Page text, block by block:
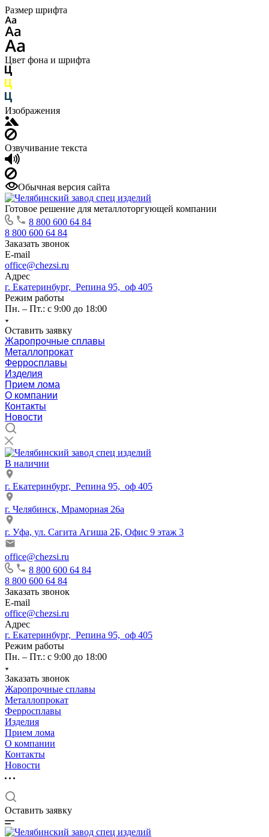
Размер шрифта
Цвет фона и шрифта
Изображения
Озвучивание текста
Обычная версия сайта
Готовое решение для металлоторгующей компании
8 800 600 64 84
8 800 600 64 84
Заказать звонок
E-mail
office@chezsi.ru
Адрес
г. Екатеринбург, Репина 95, оф 405
Режим работы
Пн. – Пт.: с 9:00 до 18:00
Оставить заявку
Жаропрочные сплавы
Металлопрокат
Ферросплавы
Изделия
Прием лома
О компании
Контакты
Новости
В наличии
г. Екатеринбург, Репина 95, оф 405
г. Челябинск, Мраморная 26а
г. Уфа, ул. Сагита Агиша 2Б, Офис 9 этаж 3
office@chezsi.ru
8 800 600 64 84
8 800 600 64 84
Заказать звонок
E-mail
office@chezsi.ru
Адрес
г. Екатеринбург, Репина 95, оф 405
Режим работы
Пн. – Пт.: с 9:00 до 18:00
Заказать звонок
Жаропрочные сплавы
Металлопрокат
Ферросплавы
Изделия
Прием лома
О компании
Контакты
Новости
Оставить заявку